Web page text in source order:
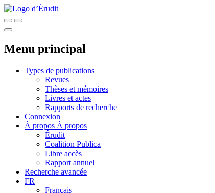
Menu principal
Types de publications
Revues
Thèses et mémoires
Livres et actes
Rapports de recherche
Connexion
À propos À propos
Érudit
Coalition Publica
Libre accès
Rapport annuel
Recherche avancée
FR
Français